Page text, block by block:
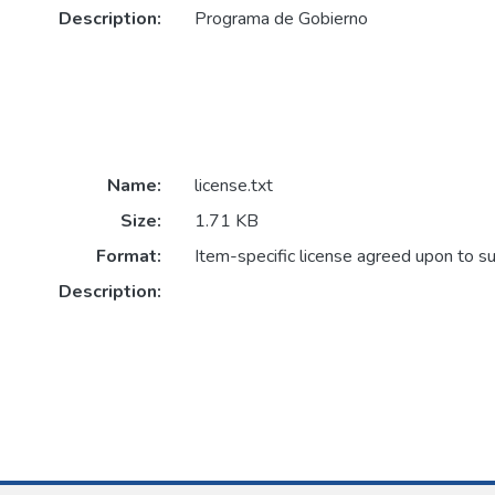
Description: Programa de Gobierno
Name:
license.txt
Size:
1.71 KB
Format:
Item-specific license agreed upon to
Description: